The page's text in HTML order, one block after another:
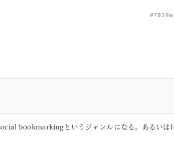
bookmarkingというジャンルになる。あるい